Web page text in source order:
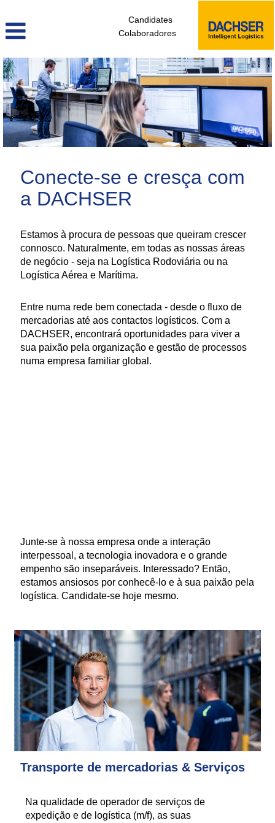
Candidates
Colaboradores
administrativos_e_tecnicos_de_logistica_pt
Conecte-se e cresça com
a DACHSER
Estamos à procura de pessoas que queiram crescer
connosco. Naturalmente, em todas as nossas áreas
de negócio - seja na Logística Rodoviária ou na
Logística Aérea e Marítima.
Entre numa rede bem conectada - desde o fluxo de
mercadorias até aos contactos logísticos. Com a
DACHSER, encontrará oportunidades para viver a
sua paixão pela organização e gestão de processos
numa empresa familiar global.
Junte-se à nossa empresa onde a interação
interpessoal, a tecnologia inovadora e o grande
empenho são inseparáveis. Interessado? Então,
estamos ansiosos por conhecê-lo e à sua paixão pela
logística. Candidate-se hoje mesmo.
Transporte de mercadorias & Serviços
Na qualidade de operador de serviços de
expedição e de logística (m/f), as suas